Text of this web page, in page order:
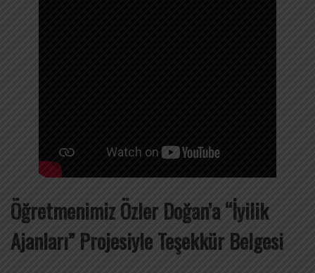
Öğretmenimiz Özler Doğan’a “İyilik
Ajanları” Projesiyle Teşekkür Belgesi